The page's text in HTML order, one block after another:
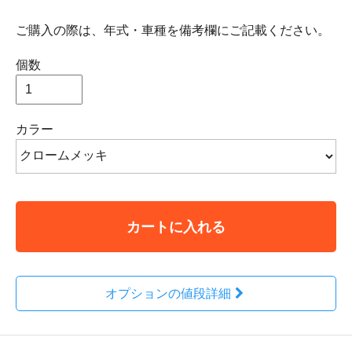
ご購入の際は、年式・車種を備考欄にご記載ください。
個数
カラー
カートに入れる
オプションの値段詳細